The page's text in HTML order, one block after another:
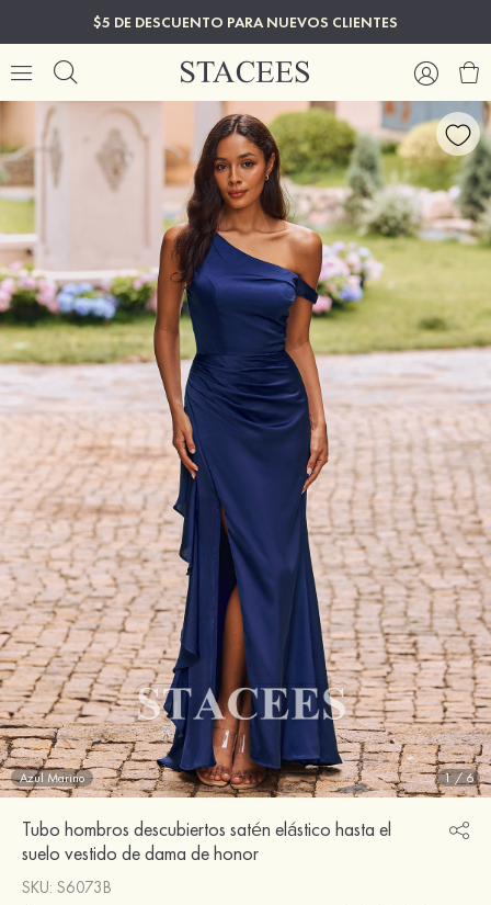
$5 DE DESCUENTO PARA NUEVOS CLIENTES
Azul Marino 1/6
Tubo hombros descubiertos satén elástico hasta el
suelo vestido de dama de honor
SKU: S6073B